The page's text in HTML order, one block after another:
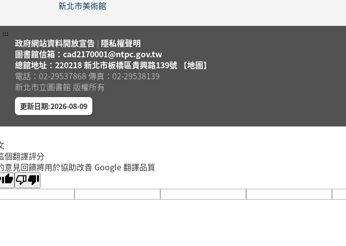
新北市美術館
:::
政府網站資料開放宣告 | 隱私權聲明
圖書館信箱：cad2170001@ntpc.gov.tw
總館地址：220218 新北市板橋區貴興路139號 【地圖】
電話：02-29537868 傳真：02-29538139
新北市立圖書館 版權所有
更新日期:2026-08-09
個翻譯評分
意見回饋將用於協助改善 Google 翻譯品質